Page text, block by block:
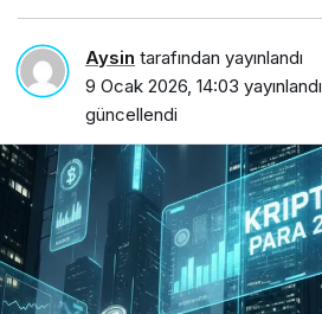
Aysin tarafından yayınlandı
9 Ocak 2026, 14:03 yayınlandı
güncellendi